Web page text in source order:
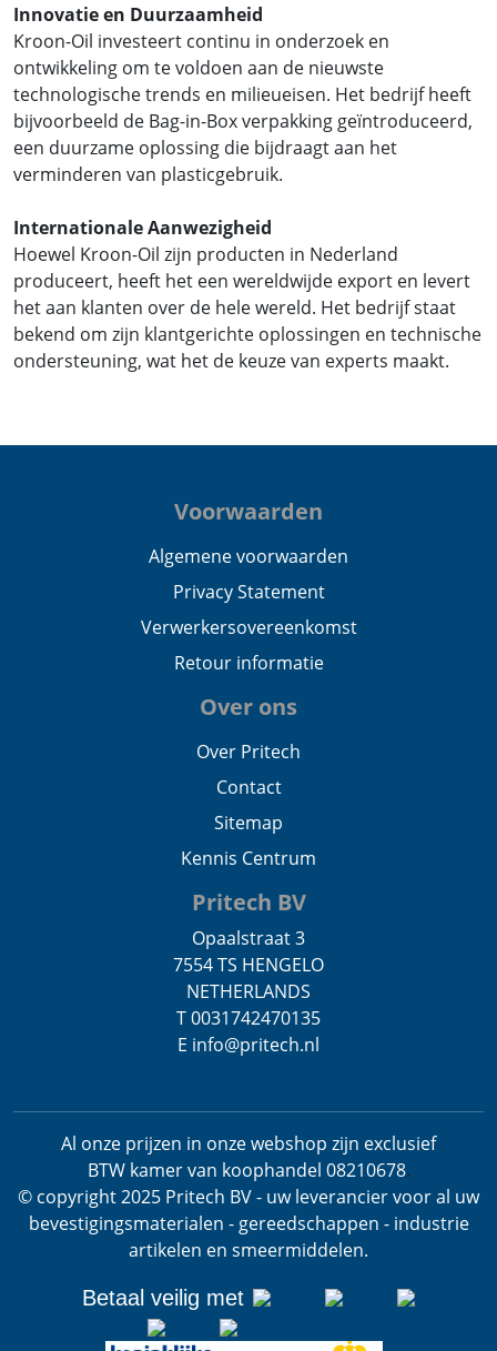
Innovatie en Duurzaamheid
Kroon-Oil investeert continu in onderzoek en
ontwikkeling om te voldoen aan de nieuwste
technologische trends en milieueisen. Het bedrijf heeft
bijvoorbeeld de Bag-in-Box verpakking geïntroduceerd,
een duurzame oplossing die bijdraagt aan het
verminderen van plasticgebruik.
Internationale Aanwezigheid
Hoewel Kroon-Oil zijn producten in Nederland
produceert, heeft het een wereldwijde export en levert
het aan klanten over de hele wereld. Het bedrijf staat
bekend om zijn klantgerichte oplossingen en technische
ondersteuning, wat het de keuze van experts maakt.
Voorwaarden
Algemene voorwaarden
Privacy Statement
Verwerkersovereenkomst
Retour informatie
Over ons
Over Pritech
Contact
Sitemap
Kennis Centrum
Pritech BV
Opaalstraat 3
7554 TS HENGELO
NETHERLANDS
T 0031742470135
E info@pritech.nl
Al onze prijzen in onze webshop zijn exclusief
BTW kamer van koophandel 08210678.
© copyright 2025 Pritech BV - uw leverancier voor al uw
bevestigingsmaterialen - gereedschappen - industrie
artikelen en smeermiddelen.
Betaal veilig met